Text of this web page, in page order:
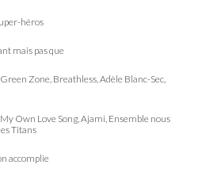
héros
mais pas que
Zone, Breathless, Adèle Blanc-Sec,
Own Love Song, Ajami, Ensemble nous
Titans
accomplie